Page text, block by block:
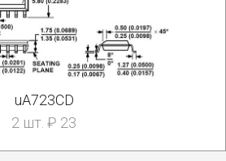
uA723CD
2 шт. ₽ 23